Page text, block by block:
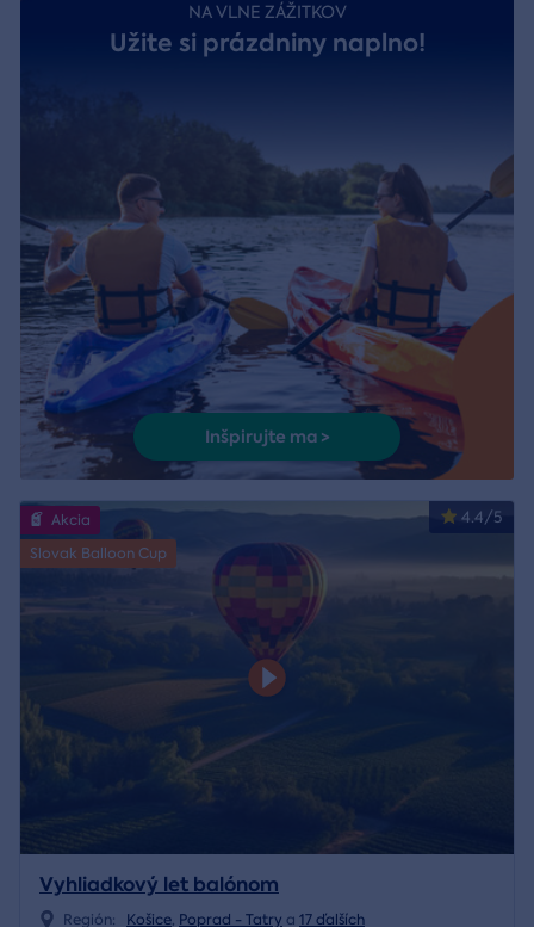
NA VLNE ZÁŽITKOV
Užite si prázdniny naplno!
Inšpirujte ma >
4.4/5
Akcia
Slovak Balloon Cup
Vyhliadkový let balónom
Región: Košice, Poprad - Tatry a 17 ďalších